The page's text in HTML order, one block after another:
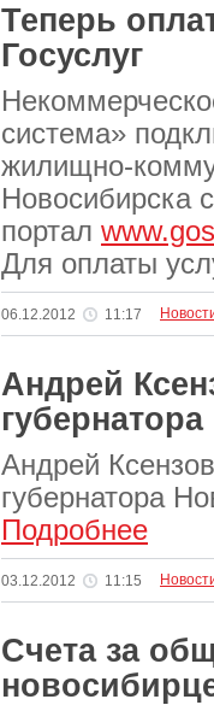
Теперь
Госуслуг
система»
жилищно-
Новосибирска
портал
Для оплаты
06.12.2012 11:17
Андрей
Андрей
губернатора
Подробнее
03.12.2012 11:15
Счета за